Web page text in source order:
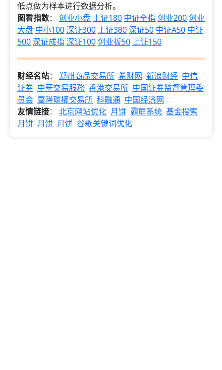
低点做为样本进行数据分析。
图看指数： 创业小盘 上证180 中证全指创业200创业
大盘 中小100深证300 上证380深证50 中证A50 中证
500深证成指深证100创业板50 上证150
财经名站： 郑州商品交易所 希财网 新浪财经 中信
证券 中華交易服務 香港交易所 中国证券监督管理委
员会 臺灣碳權交易所 科融通 中国经济网
友情链接： 北京网站优化 月饼 霸屏系统 基金搜索
月饼 月饼 月饼 谷歌关键词优化